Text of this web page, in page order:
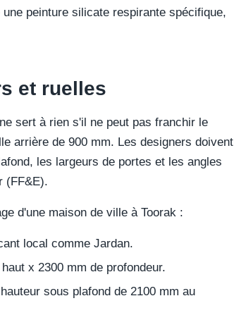
peinture silicate respirante spécifique,
et ruelles
sert à rien s'il ne peut pas franchir le
arrière de 900 mm. Les designers doivent
les largeurs de portes et les angles
(FF&E).
d'une maison de ville à Toorak :
local comme Jardan.
x 2300 mm de profondeur.
sous plafond de 2100 mm au